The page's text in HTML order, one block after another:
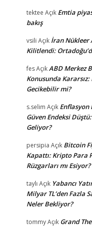
tektee Açık Emtia
bakış
vsili Açık İran Nükleer
Kilitlendi:
fesAçıkABD Merkez
Konusunda
Gecikebilir mi?
s.selim Açık Enflasyon
Güven Endeksi
Geliyor?
persipia Açık Bitcoin
Kapattı: Kripto Para
Rüzgarları mı Esiyor?
taylı Açık Yabancı
Milyar TL’den Fazla
Neler Bekliyor?
tommyAçık Grand